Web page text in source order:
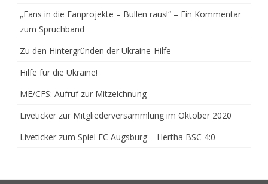
„Fans in die Fanprojekte – Bullen raus!“ – Ein Kommentar
zum Spruchband
Zu den Hintergründen der Ukraine-Hilfe
Hilfe für die Ukraine!
ME/CFS: Aufruf zur Mitzeichnung
Liveticker zur Mitgliederversammlung im Oktober 2020
Liveticker zum Spiel FC Augsburg – Hertha BSC 4:0